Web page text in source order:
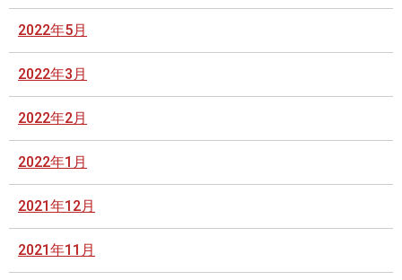
2022年5月
2022年3月
2022年2月
2022年1月
2021年12月
2021年11月